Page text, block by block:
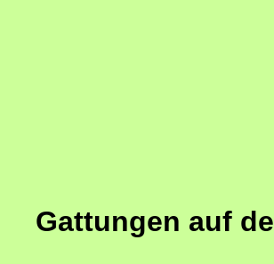
Gattungen auf